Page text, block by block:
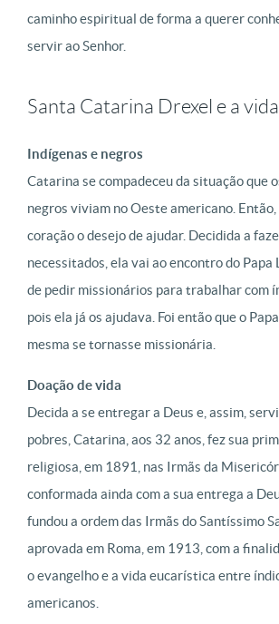
caminho espiritual de forma a querer
servir ao Senhor.
Santa Catarina Drexel e a
Indígenas e negros
Catarina se compadeceu da situação que
negros viviam no Oeste americano.
coração o desejo de ajudar. Decidida a
necessitados, ela vai ao encontro do Papa
de pedir missionários para trabalhar com
pois ela já os ajudava. Foi então que o
mesma se tornasse missionária.
Doação de vida
Decida a se entregar a Deus e, assim,
pobres, Catarina, aos 32 anos, fez sua
religiosa, em 1891, nas Irmãs da
conformada ainda com a sua entrega a
fundou a ordem das Irmãs do Santíssimo
aprovada em Roma, em 1913, com a
o evangelho e a vida eucarística entre
americanos.